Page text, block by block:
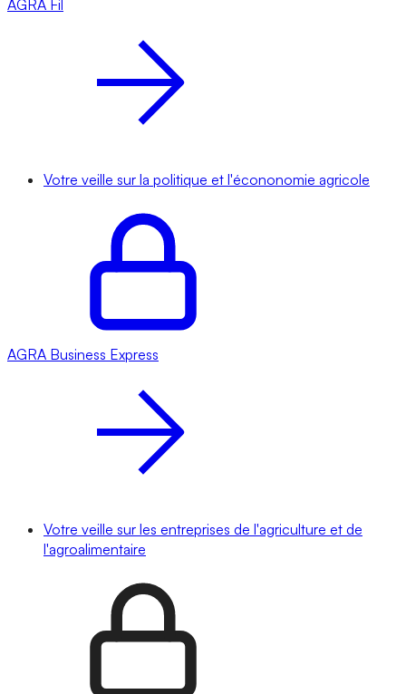
AGRA Fil
Votre veille sur la politique et l'écononomie agricole
AGRA Business Express
Votre veille sur les entreprises de l'agriculture et de
l'agroalimentaire